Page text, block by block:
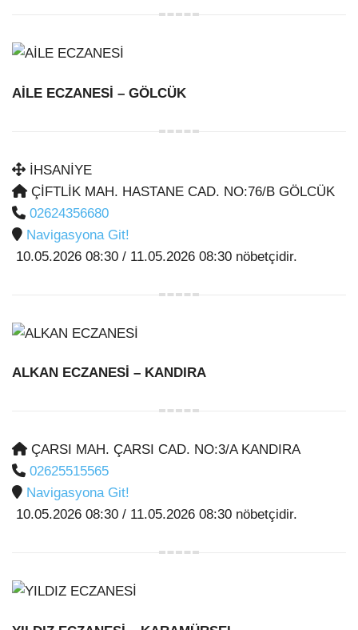
AİLE ECZANESİ – GÖLCÜK
İHSANİYE
ÇİFTLİK MAH. HASTANE CAD. NO:76/B GÖLCÜK
02624356680
Navigasyona Git!
10.05.2026 08:30 / 11.05.2026 08:30 nöbetçidir.
ALKAN ECZANESİ – KANDIRA
ÇARSI MAH. ÇARSI CAD. NO:3/A KANDIRA
02625515565
Navigasyona Git!
10.05.2026 08:30 / 11.05.2026 08:30 nöbetçidir.